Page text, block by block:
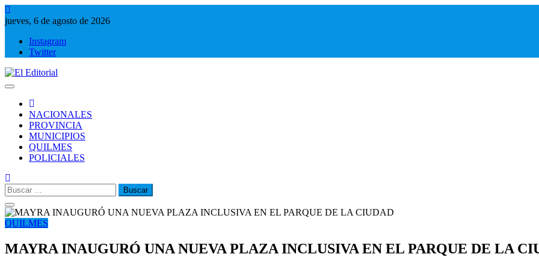
Saltar
al
jueves, 6 de agosto de 2026
Instagram
Twitter
NACIONALES
PROVINCIA
MUNICIPIOS
QUILMES
POLICIALES
Buscar:
QUILMES
MAYRA INAUGURÓ UNA NUEVA PLAZA INCLUSIVA EN EL PARQUE DE LA